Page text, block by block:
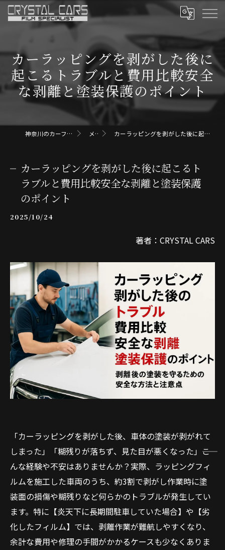
カーラッピングを剥がした後に
起こるトラブルと費用比較安全
な剥離と塗装保護のポイント
神奈川のカーフィルムならクリスタルカーズ メディア カーラッピングを剥がした後に起こるトラブルと費用比較安全な剥離と塗装保護のポイント
カーラッピングを剥がした後に起こるト
ラブルと費用比較安全な剥離と塗装保護
のポイント
2025/10/24
著者：CRYSTAL CARS
「カーラッピングを剥がした後、車体の塗装が剥がれて
しまった」「糊残りが落ちず、見た目が悪くなった」――こ
んな経験や不安はありませんか？実際、ラッピングフィ
ルムを施工した車両のうち、約3割で剥がし作業時に塗
装面の損傷や糊残りなど何らかのトラブルが発生してい
ます。特に【炎天下に長期間駐車していた場合】や【劣
化したフィルム】では、剥離作業が難航しやすくなり、
余計な費用や修理の手間がかかるケースも少なくありま